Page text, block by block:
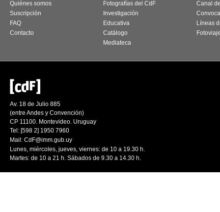
Quiénes somos
Suscripción
FAQ
Contacto
Fotografías del CdF
Investigación
Educativa
Catálogo
Mediateca
Canal
Líneas
Av. 18 de Julio 885
(entre Andes y Convención)
CP 11100. Montevideo. Uruguay
Tel: [598 2] 1950 7960
Mail: CdF@imm.gub.uy
Lunes, miércoles, jueves, viernes: de 10 a 19.30 h.
Martes: de 10 a 21 h. Sábados de 9.30 a 14.30 h.